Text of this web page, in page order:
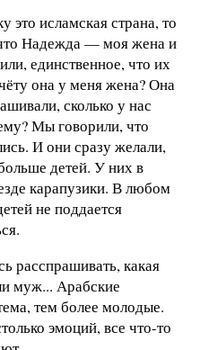
это исламская страна, то
Надежда — моя жена и
единственное, что их
она у меня жена? Она
сколько у нас
Мы говорили, что
И они сразу желали,
детей. У них в
карапузики. В любом
не поддается
расспрашивать, какая
муж... Арабские
тем более молодые.
эмоций, все что-то